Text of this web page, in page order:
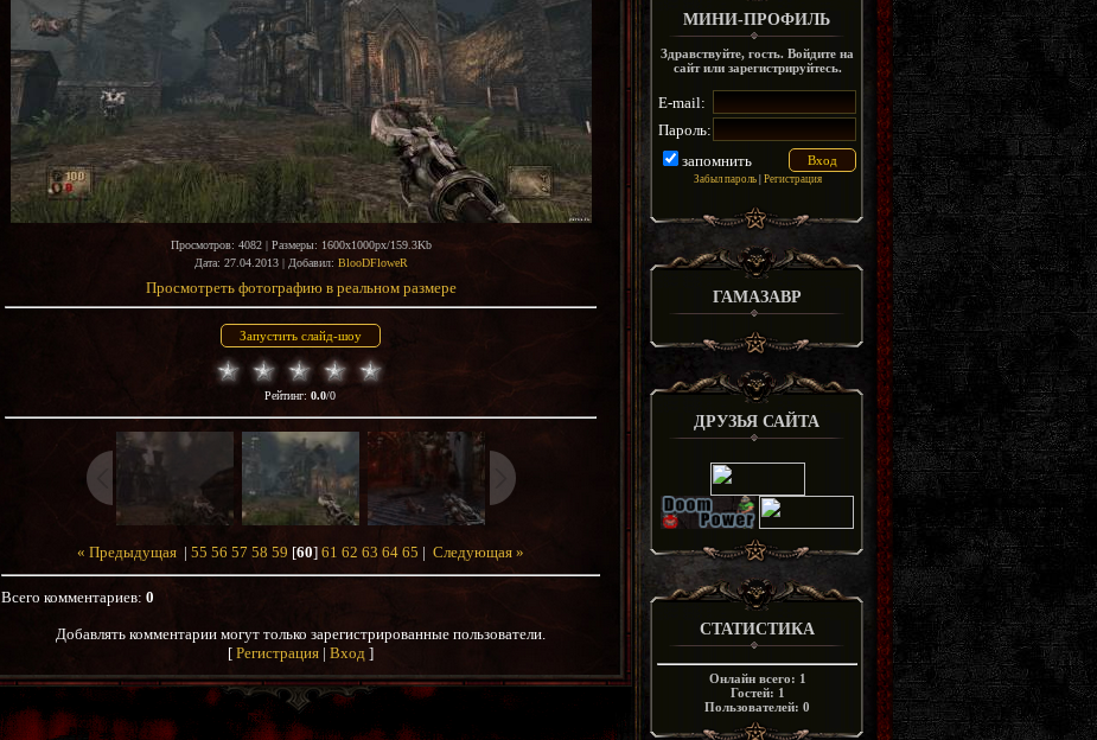
Просмотров: 4082 | Размеры: 1600x1000px/159.3Kb
Дата: 27.04.2013 | Добавил: BlooDFloweR
Просмотреть фотографию в реальном размере
Рейтинг: 0.0/0
« Предыдущая | 55 56 57 58 59 [60] 61 62 63 64 65 | Следующая »
Всего комментариев: 0
Добавлять комментарии могут только зарегистрированные пользователи.
[ Регистрация | Вход ]
МИНИ-ПРОФИЛЬ
Здравствуйте, гость. Войдите на
сайт или зарегистрируйтесь.
E-mail:
Пароль:
запомнить
Забыл пароль| Регистрация
ГАМАЗАВР
ДРУЗЬЯ САЙТА
СТАТИСТИКА
Онлайн всего: 1
Гостей: 1
Пользователей: 0